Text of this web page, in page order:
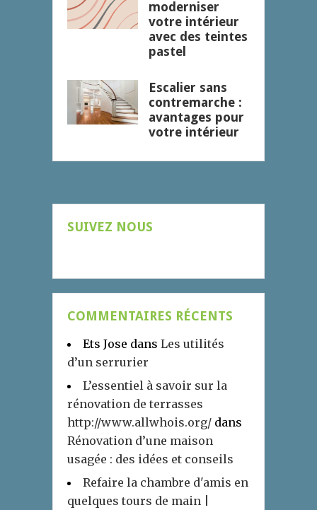
moderniser
votre intérieur
avec des teintes
pastel
Escalier sans
contremarche :
avantages pour
votre intérieur
SUIVEZ NOUS
COMMENTAIRES RÉCENTS
Ets Jose dans Les utilités
d’un serrurier
L’essentiel à savoir sur la
rénovation de terrasses
http://www.allwhois.org/ dans
Rénovation d’une maison
usagée : des idées et conseils
Refaire la chambre d'amis en
quelques tours de main |